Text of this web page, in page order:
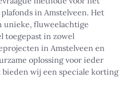
in Amstelveen. Het
unieke, fluweelachtige
toegepast in zowel
in Amstelveen en
oplossing voor ieder
wij een speciale korting